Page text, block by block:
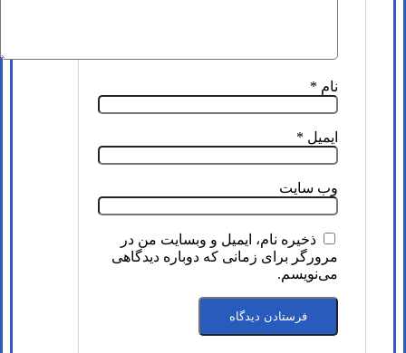
نام *
ایمیل *
وب‌ سایت
ذخیره نام، ایمیل و وبسایت من در
مرورگر برای زمانی که دوباره دیدگاهی
می‌نویسم.